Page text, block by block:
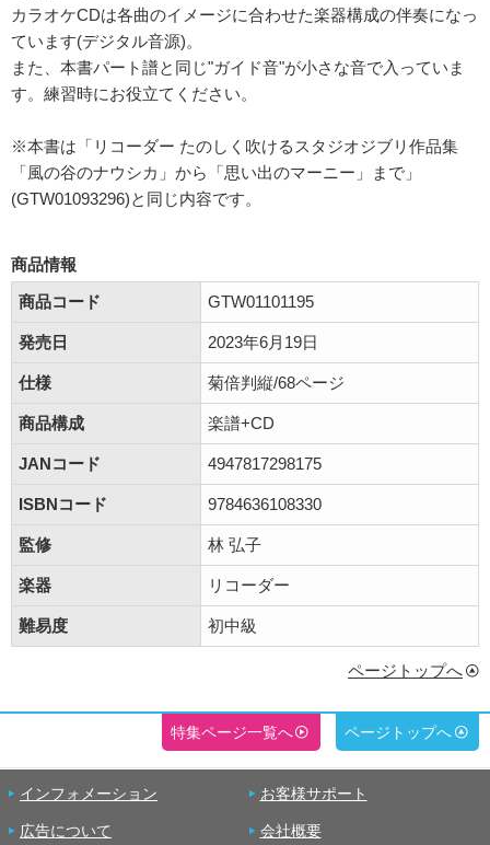
カラオケCDは各曲のイメージに合わせた楽器構成の伴奏になっ
ています(デジタル音源)。
また、本書パート譜と同じ"ガイド音"が小さな音で入っていま
す。練習時にお役立てください。
※本書は「リコーダー たのしく吹けるスタジオジブリ作品集
「風の谷のナウシカ」から「思い出のマーニー」まで」
(GTW01093296)と同じ内容です。
商品情報
商品コード
GTW01101195
発売日 2023年6月19日
仕様 菊倍判縦/68ページ
商品構成 楽譜+CD
JANコード 4947817298175
ISBNコード 9784636108330
監修 林 弘子
楽器 リコーダー
難易度 初中級
ページトップへ
特集ページ一覧へ ページトップへ
インフォメーション お客様サポート
広告について 会社概要